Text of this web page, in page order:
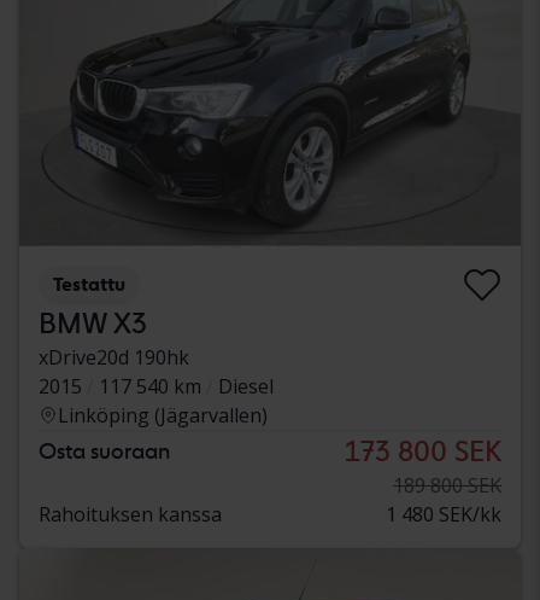
Testattu
BMW X3
xDrive20d 190hk
2015
117 540 km
Diesel
Linköping (Jägarvallen)
Osta suoraan 173 800 SEK
189 800 SEK
Rahoituksen kanssa
1 480 SEK/kk